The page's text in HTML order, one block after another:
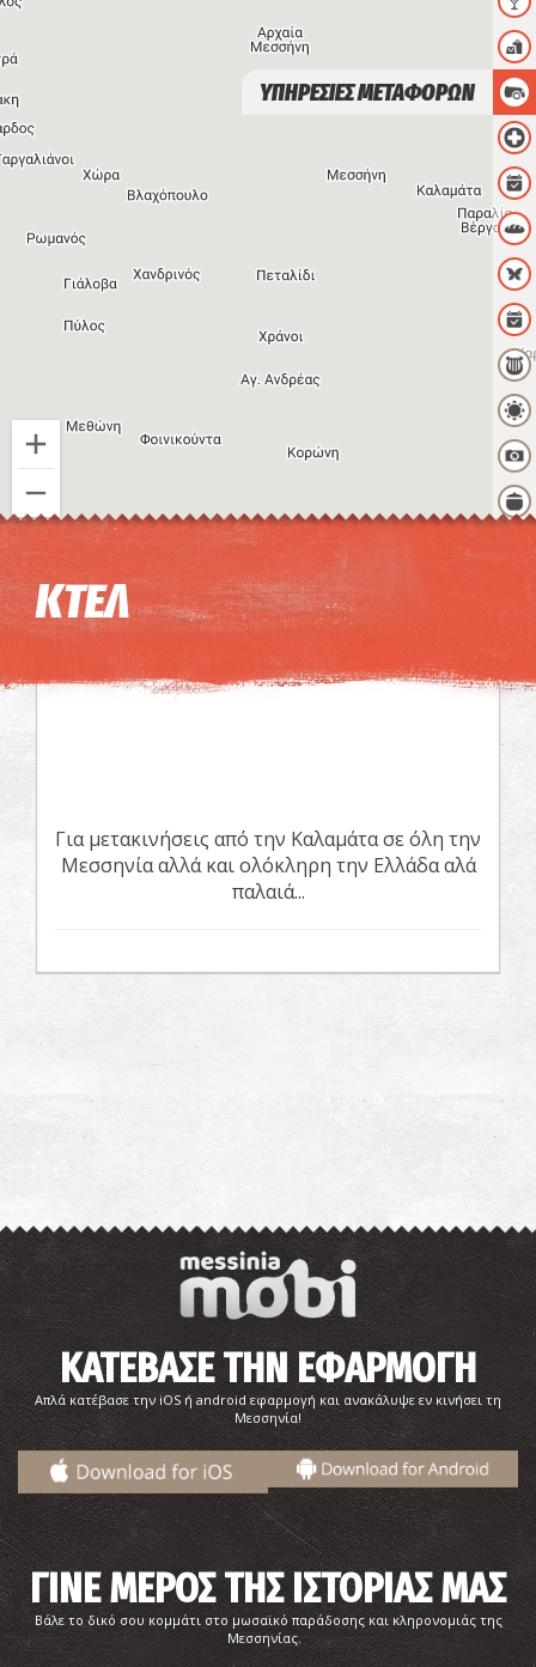
Η εικόνα ενδέχεται να υπόκειται σε πνευματικά δικαιώματα Όροι
ΥΠΗΡΕΣΙΕΣ ΜΕΤΑΦΟΡΩΝ
ΚΤΕΛ
Για μετακινήσεις από την Καλαμάτα σε όλη την
Μεσσηνία αλλά και ολόκληρη την Ελλάδα αλά
παλαιά...
ΚΑΤΕΒΑΣΕ ΤΗΝ ΕΦΑΡΜΟΓΗ
Απλά κατέβασε την iOS ή android εφαρμογή και ανακάλυψε εν κινήσει τη
Μεσσηνία!
ΓΙΝΕ ΜΕΡΟΣ ΤΗΣ ΙΣΤΟΡΙΑΣ ΜΑΣ
Βάλε το δικό σου κομμάτι στο μωσαϊκό παράδοσης και κληρονομιάς της
Μεσσηνίας.